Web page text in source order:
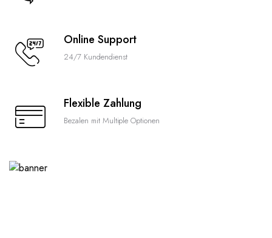
Online Support
24/7 Kundendienst
Flexible Zahlung
Bezalen mit Multiple Optionen